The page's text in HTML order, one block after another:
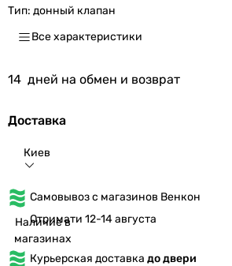
Тип: донный клапан
Все характеристики
14 дней на обмен и возврат
Доставка
Киев
Самовывоз с магазинов Венкон
Наличие в
магазинах
Отримати 12-14 августа
Курьерская доставка до двери